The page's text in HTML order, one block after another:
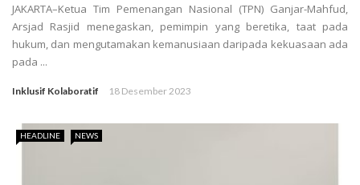
JAKARTA–Ketua Tim Pemenangan Nasional (TPN) Ganjar-Mahfud,
Arsjad Rasjid menegaskan, pemimpin yang beretika, taat pada
hukum, dan mengutamakan kemanusiaan daripada kekuasaan ada
pada ...
Inklusif Kolaboratif 18 Desember 2023
HEADLINE NEWS